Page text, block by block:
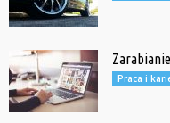
Praca i